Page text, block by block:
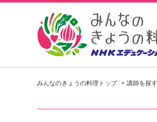
みんなのきょうの料理トップ 講師を探す